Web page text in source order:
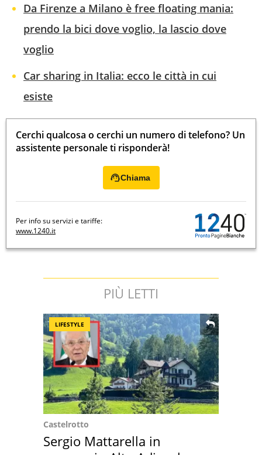
Da Firenze a Milano è free floating mania:
prendo la bici dove voglio, la lascio dove
voglio
Car sharing in Italia: ecco le città in cui
esiste
Cerchi qualcosa o cerchi un numero di telefono? Un
assistente personale ti risponderà!
Chiama
Per info su servizi e tariffe:
www.1240.it
PIÙ LETTI
LIFESTYLE
Castelrotto
Sergio Mattarella in